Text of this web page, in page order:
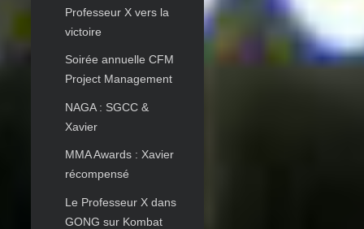
Professeur X vers la
victoire
Soirée annuelle CFM
Project Management
NAGA : SGCC &
Xavier
MMA Awards : Xavier
récompensé
Le Professeur X dans
GONG sur Kombat